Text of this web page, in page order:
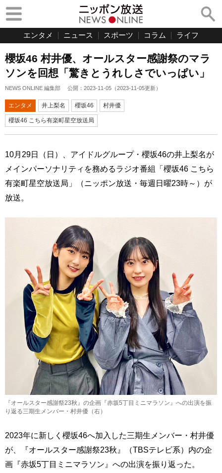
エンタメ ニュース スポーツ コラム ライフ
櫻坂46 村井優、オールスター感謝祭のマラ
ソンを回想「驚きとうれしさでいっぱい」
NEWS ONLINE 編集部 公開： 2023-11-05 （2023-11-05更新）
エンタメ 井上梨名 櫻坂46 村井優
櫻坂46 こちら有楽町星空放送局
10月29日（日）、アイドルグループ・櫻坂46の井上梨名が
メインパーソナリティを務めるラジオ番組「櫻坂46 こちら
有楽町星空放送局」（ニッポン放送・毎週日曜23時～）が
放送。
『オールスター感謝祭23秋』の企画『赤坂5丁目ミニマラソン』への出演を振
り返る三期生メンバー・村井優（右）
2023年に新しく櫻坂46へ加入した三期生メンバー・村井優
が、『オールスター感謝祭23秋』（TBSテレビ系）内の企
画『赤坂5丁目ミニマラソン』への出演を振り返った。